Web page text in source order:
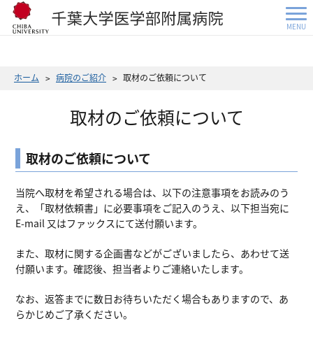
MENU
ホーム 病院のご紹介 取材のご依頼について
取材のご依頼について
取材のご依頼について
当院へ取材を希望される場合は、以下の注意事項をお読みのう
え、「取材依頼書」に必要事項をご記入のうえ、以下担当宛に
E-mail 又はファックスにて送付願います。
また、取材に関する企画書などがございましたら、あわせて送
付願います。確認後、担当者よりご連絡いたします。
なお、返答までに数日お待ちいただく場合もありますので、あ
らかじめご了承ください。